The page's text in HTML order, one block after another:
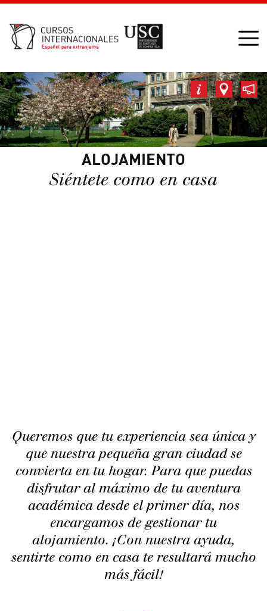
ALOJAMIENTO
Siéntete como en casa
Queremos que tu experiencia sea única y
que nuestra pequeña gran ciudad se
convierta en tu hogar. Para que puedas
disfrutar al máximo de tu aventura
académica desde el primer día, nos
encargamos de gestionar tu
alojamiento. ¡Con nuestra ayuda,
sentirte como en casa te resultará mucho
más fácil!